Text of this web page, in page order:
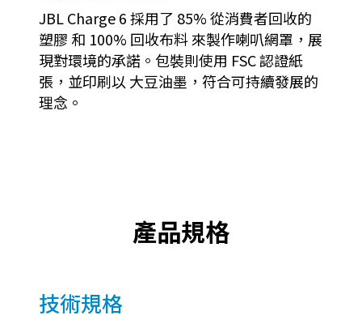
JBL Charge 6 採用了 85% 從消費者回收的
塑膠 和 100% 回收布料 來製作喇叭網罩，展
現對環境的承諾。包裝則使用 FSC 認證紙
張，並印刷以 大豆油墨，符合可持續發展的
理念。
產品規格
技術規格